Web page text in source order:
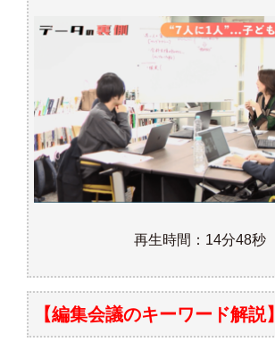
再生時間：14分48秒
【編集会議のキーワード解説】